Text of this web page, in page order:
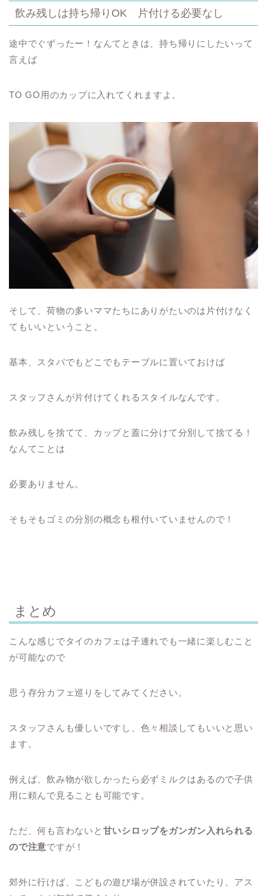
飲み残しは持ち帰りOK 片付ける必要なし
途中でぐずったー！なんてときは、持ち帰りにしたいって
言えば
TO GO用のカップに入れてくれますよ。
そして、荷物の多いママたちにありがたいのは片付けなく
てもいいということ。
基本、スタバでもどこでもテーブルに置いておけば
スタッフさんが片付けてくれるスタイルなんです。
飲み残しを捨てて、カップと蓋に分けて分別して捨てる！
なんてことは
必要ありません。
そもそもゴミの分別の概念も根付いていませんので！
まとめ
こんな感じでタイのカフェは子連れでも一緒に楽しむこと
が可能なので
思う存分カフェ巡りをしてみてください。
スタッフさんも優しいですし、色々相談してもいいと思い
ます。
例えば、飲み物が欲しかったら必ずミルクはあるので子供
用に頼んで見ることも可能です。
ただ、何も言わないと 甘いシロップをガンガン入れられる
ので注意ですが！
郊外に行けば、こどもの遊び場が併設されていたり、アス